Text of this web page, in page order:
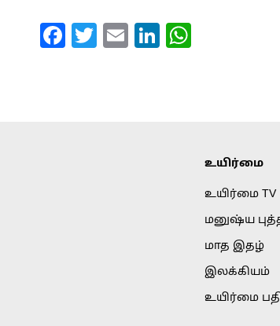
Facebook
Twitter
EmailLinkedIn
உயிர்மை
உயிர்மை TV
மனுஷ்ய
மாத இதழ்
இலக்கியம்
உயிர்மை